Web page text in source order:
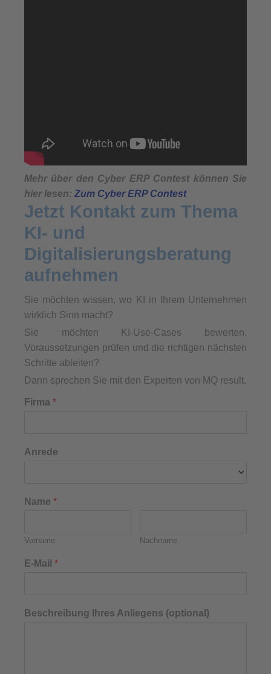
Mehr über den Cyber ERP Contest können Sie
hier lesen: Zum Cyber ERP Contest
Jetzt Kontakt zum Thema
KI- und
Digitalisierungsberatung
aufnehmen
Sie möchten wissen, wo KI in Ihrem Unternehmen
wirklich Sinn macht?
Sie möchten KI-Use-Cases bewerten,
Voraussetzungen prüfen und die richtigen nächsten
Schritte ableiten?
Dann sprechen Sie mit den Experten von MQ result.
Firma *
Anrede
Name *
Vorname Nachname
E-Mail *
Beschreibung Ihres Anliegens (optional)